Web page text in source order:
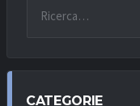
CATEGORIE